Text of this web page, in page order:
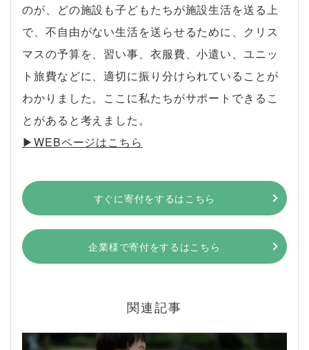
のが、どの施設も子どもたちが施設生活を送る上
で、不自由がない生活を送らせるために、クリス
マスの予算を、習い事、衣服費、小遣い、ユニッ
ト旅費などに、適切に振り分けられていることが
わかりました。ここに私たちがサポートできるこ
とがあると考えました。
▶︎WEBページはこちら
すぐに寄付をするはこちら
企業様で寄付をするはこちら
関連記事